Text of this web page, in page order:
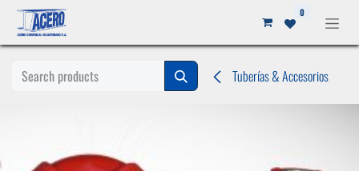
Ir al contenido 0
Tuberías & Accesorios